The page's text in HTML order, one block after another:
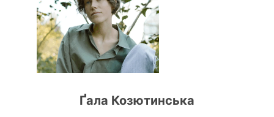
Ґала Козютинська